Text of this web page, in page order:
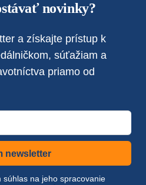
novinky?
a získajte prístup k
súťažiam a
priamo od
newsletter
na jeho spracovanie